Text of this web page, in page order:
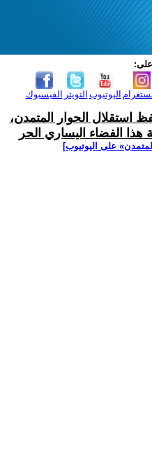
على:
الفيسبوك التويتر اليوتيوب
استقلال الحوار المتمدن،
الفضاء اليساري الحر
على اليوتيوب]